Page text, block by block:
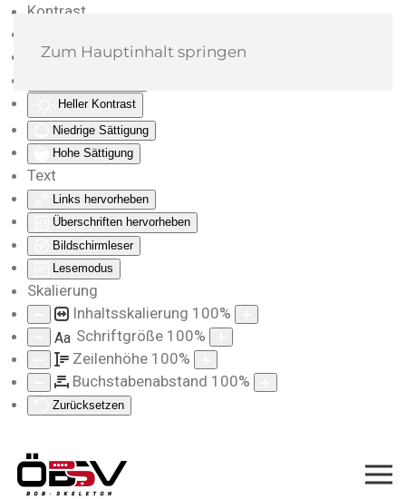
Kontrast
Monochrom
Heller Kontrast
Niedrige Sättigung
Hohe Sättigung
Text
Links hervorheben
Überschriften hervorheben
Bildschirmleser
Lesemodus
Skalierung
Inhaltsskalierung 100%
Aa Schriftgröße 100%
Zeilenhöhe 100%
Buchstabenabstand 100%
Zurücksetzen
Zum Hauptinhalt springen